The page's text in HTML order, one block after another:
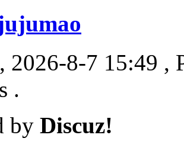
2026-8-7 15:49 ,
.
by Discuz!